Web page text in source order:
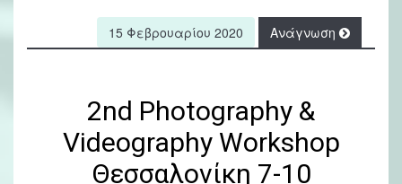
15 Φεβρουαρίου 2020 Ανάγνωση
2nd Photography &
Videography Workshop
Θεσσαλονίκη 7-10